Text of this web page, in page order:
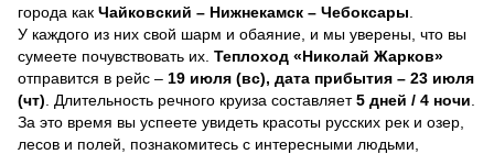
города как Чайковский – Нижнекамск – Чебоксары
У каждого из них свой шарм и обаяние, и мы уверены, что вы
сумеете почувствовать их. Теплоход «Николай Жарков»
отправится в рейс – 19 июля (вс), дата прибытия – 23 июля
(чт) . Длительность речного круиза составляет5 дней / 4 ночи
За это время вы успеете увидеть красоты русских рек и озер,
лесов и полей, познакомитесь с интересными людьми,